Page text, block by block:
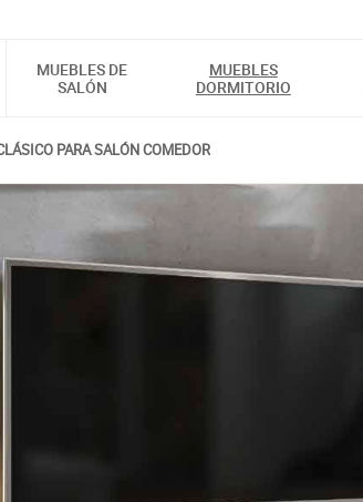
MUEBLES DE
SALÓN
MUEBLES
DORMITORIO
PARA SALÓN COMEDOR